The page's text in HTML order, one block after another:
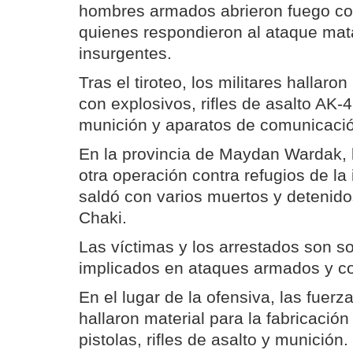
hombres armados abrieron fuego
quienes respondieron al ataque
insurgentes.
Tras el tiroteo, los militares
con explosivos, rifles de asalto AK-
munición y aparatos de
En la provincia de Maydan
otra operación contra refugios de
saldó con varios muertos y
Chaki.
Las víctimas y los arrestados son
implicados en ataques armados y
En el lugar de la ofensiva, las
hallaron material para la
pistolas, rifles de asalto y munición.